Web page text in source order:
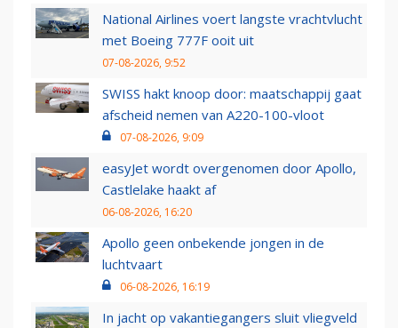
National Airlines voert langste vrachtvlucht
met Boeing 777F ooit uit
07-08-2026, 9:52
SWISS hakt knoop door: maatschappij gaat
afscheid nemen van A220-100-vloot
07-08-2026, 9:09
easyJet wordt overgenomen door Apollo,
Castlelake haakt af
06-08-2026, 16:20
Apollo geen onbekende jongen in de
luchtvaart
06-08-2026, 16:19
In jacht op vakantiegangers sluit vliegveld